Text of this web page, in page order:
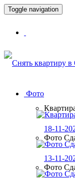
Toggle navigation
Фото
18-11-
Фото
13-11-
Фото